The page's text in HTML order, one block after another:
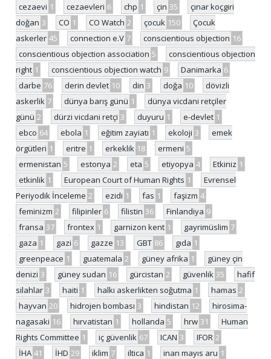
cezaevi 1 cezaevleri 6 chp 1 çin 35
çınar koçgiri
doğan 3 CO 1 CO Watch 2 çocuk 150
Çocuk
askerler 45 connection e.V 7 conscientious objection 16
conscientious objection association 5
conscientious objection
right 1 conscientious objection watch 9 Danimarka 6
darbe 76 derin devlet 10 din 3 doğa 10
dövizli
askerlik 7 dünya barış günü 1
dünya vicdani retçiler
günü 2 dürzi vicdani retçi 3 duyuru 1 e-devlet 1
ebco 64 ebola 1 eğitim zayiatı 1 ekoloji 3
emek
örgütleri 1 eritre 1 erkeklik 18 ermeni 5
ermenistan 5 estonya 2 eta 5 etiyopya 4 Etkiniz 1
etkinlik 1 European Court of Human Rights 1
Evrensel
Periyodik İnceleme 2 ezidi 1 fas 1 faşizm 4
feminizm 2 filipinler 6 filistin 36 Finlandiya 9
fransa 37 frontex 1 garnizon kent 1 gayrimüslim 7
gaza 1 gazi 6 gazze 13 GBT 86 gıda 1
greenpeace 1 guatemala 2 güney afrika 1
güney çin
denizi 3 güney sudan 16 gürcistan 2 güvenlik 35
hafif
silahlar 3 haiti 1 halkı askerlikten soğutma 1 hamas 2
hayvan 20 hidrojen bombası 3 hindistan 12
hirosima-
nagasaki 16 hırvatistan 1 hollanda 5 hrw 31
Human
Rights Committee 1 iç güvenlik 67 ICAN 3 IFOR 2
İHA 41 İHD 29 iklim 7 iltica 1 inan mayıs aru 1